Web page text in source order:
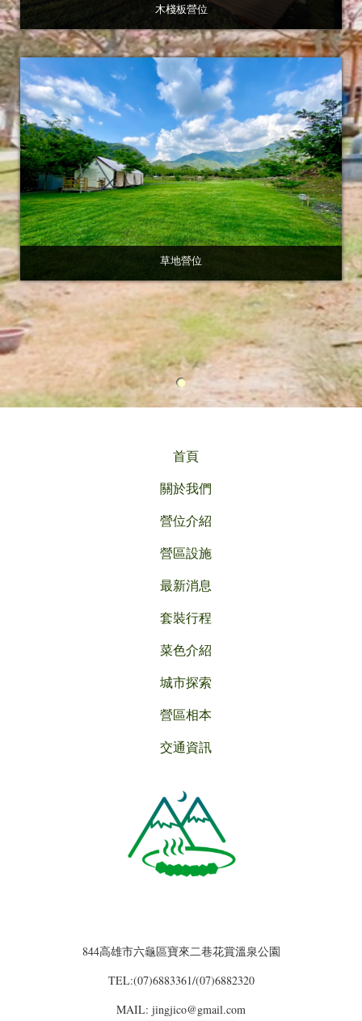
木棧板營位
草地營位
首頁
關於我們
營位介紹
營區設施
最新消息
套裝行程
菜色介紹
城市探索
營區相本
交通資訊
844高雄市六龜區寶來二巷花賞溫泉公園
TEL:(07)6883361/(07)6882320
MAIL: jingjico@gmail.com